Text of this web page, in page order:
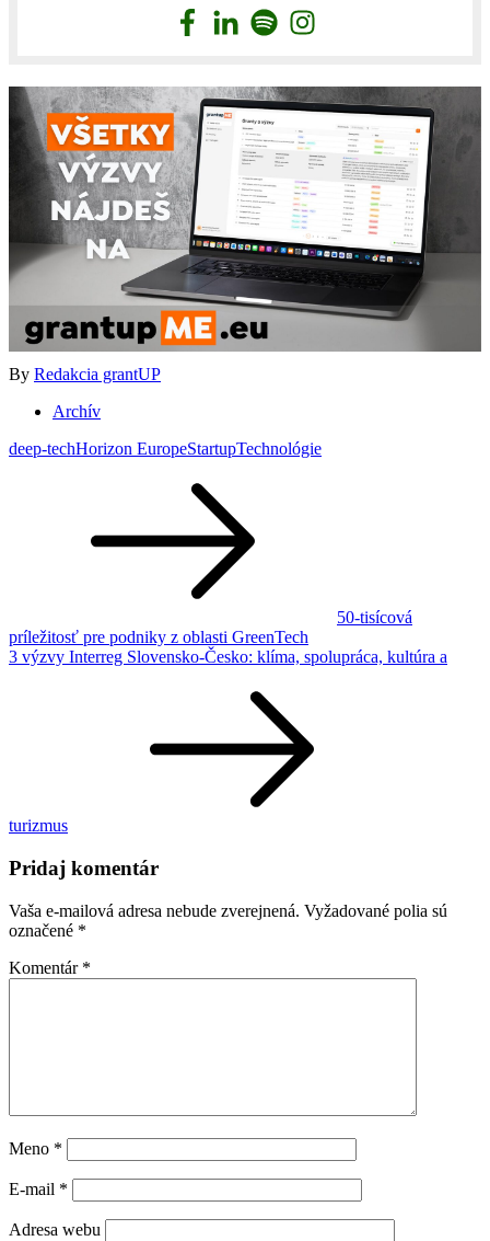
By Redakcia grantUP
Archív
deep-techHorizon EuropeStartupTechnológie
50-tisícová
príležitosť pre podniky z oblasti GreenTech
3 výzvy Interreg Slovensko-Česko: klíma, spolupráca, kultúra a
turizmus
Pridaj komentár
Vaša e-mailová adresa nebude zverejnená. Vyžadované polia sú
označené *
Komentár *
Meno *
E-mail *
Adresa webu